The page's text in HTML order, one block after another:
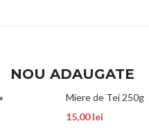
NOU ADAUGATE
Miere de Tei 250g
15,00lei